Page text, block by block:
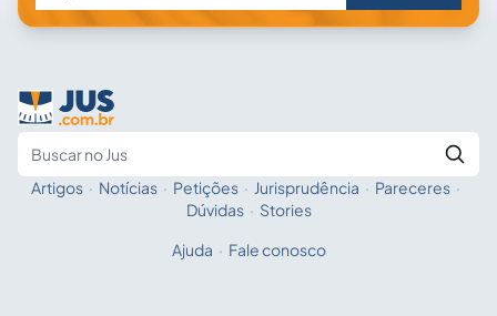
Fale com a IA
Artigos · Notícias · Petições · Jurisprudência · Pareceres ·
Dúvidas · Stories
Ajuda · Fale conosco